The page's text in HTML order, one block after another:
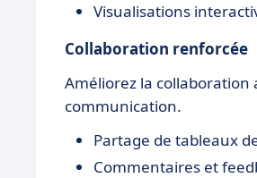
Visualisations
Collaboration renforcée
Améliorez la
communication.
Partage de tableaux
Commentaires et